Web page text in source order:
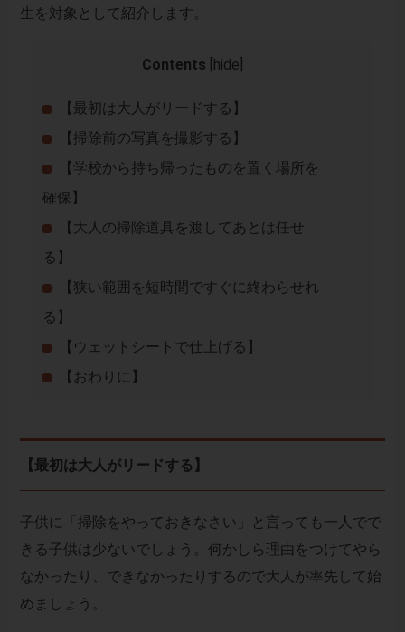
生を対象として紹介します。
Contents hide
【最初は大人がリードする】
【掃除前の写真を撮影する】
【学校から持ち帰ったものを置く場所を
確保】
【大人の掃除道具を渡してあとは任せ
る】
【狭い範囲を短時間ですぐに終わらせれ
る】
【ウェットシートで仕上げる】
【おわりに】
【最初は大人がリードする】
子供に「掃除をやっておきなさい」と言っても一人でで
きる子供は少ないでしょう。何かしら理由をつけてやら
なかったり、できなかったりするので大人が率先して始
めましょう。